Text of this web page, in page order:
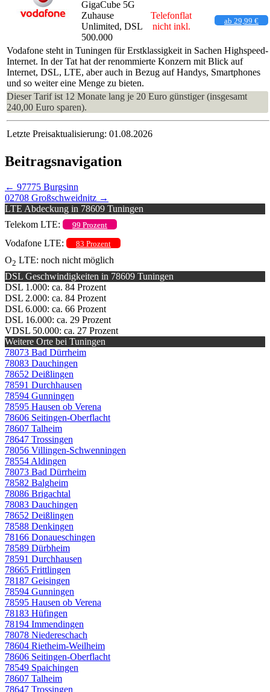
GigaCube 5G
Zuhause
Unlimited, DSL
500.000
Telefonflat
nicht inkl.
ab 29,99 €
Vodafone steht in Tuningen für Erstklassigkeit in Sachen Highspeed-
Internet. In der Tat hat der renommierte Konzern mit Blick auf
Internet, DSL, LTE, aber auch in Bezug auf Handys, Smartphones
und so weiter eine Menge zu bieten.
Dieser Tarif ist 12 Monate lang je 20 Euro günstiger (insgesamt
240,00 Euro sparen).
Letzte Preisaktualisierung: 01.08.2026
Beitragsnavigation
← 97775 Burgsinn
02708 Großschweidnitz →
LTE Abdeckung in 78609 Tuningen
Telekom LTE:
99 Prozent
Vodafone LTE: 83 Prozent
O2 LTE: noch nicht möglich
DSL Geschwindigkeiten in 78609 Tuningen
DSL 1.000: ca. 84 Prozent
DSL 2.000: ca. 84 Prozent
DSL 6.000: ca. 66 Prozent
DSL 16.000: ca. 29 Prozent
VDSL 50.000: ca. 27 Prozent
Weitere Orte bei Tuningen
78073 Bad Dürrheim
78083 Dauchingen
78652 Deißlingen
78591 Durchhausen
78594 Gunningen
78595 Hausen ob Verena
78606 Seitingen-Oberflacht
78607 Talheim
78647 Trossingen
78056 Villingen-Schwenningen
78554 Aldingen
78073 Bad Dürrheim
78582 Balgheim
78086 Brigachtal
78083 Dauchingen
78652 Deißlingen
78588 Denkingen
78166 Donaueschingen
78589 Dürbheim
78591 Durchhausen
78665 Frittlingen
78187 Geisingen
78594 Gunningen
78595 Hausen ob Verena
78183 Hüfingen
78194 Immendingen
78078 Niedereschach
78604 Rietheim-Weilheim
78606 Seitingen-Oberflacht
78549 Spaichingen
78607 Talheim
78647 Trossingen